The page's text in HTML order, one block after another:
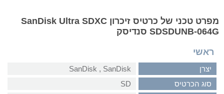
מפרט טכני של כרטיס זיכרון SanDisk Ultra SDXC
SDSDUNB-064G סנדיסק
ראשי
יצרן
SanDisk‏ , ‏SanDisk
סוג הכרטיס
SD